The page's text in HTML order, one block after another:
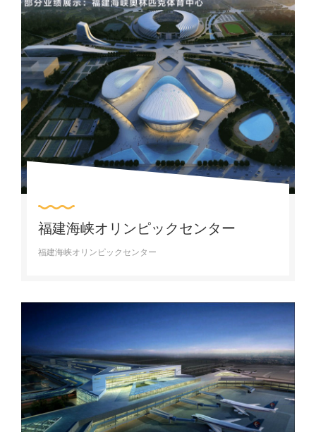
福建海峡オリンピックセンター
福建海峡オリンピックセンター